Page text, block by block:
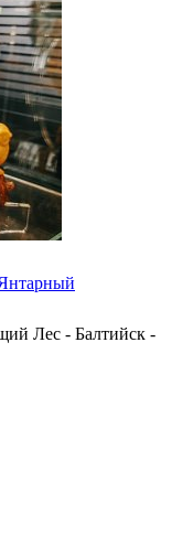
Лес - Балтийск -